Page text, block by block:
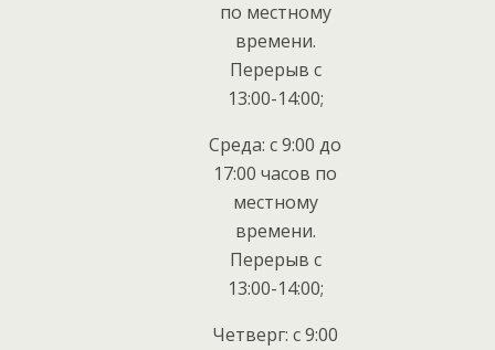
по местному
времени.
Перерыв с
13:00-14:00;
Среда: с 9:00 до
17:00 часов по
местному
времени.
Перерыв с
13:00-14:00;
Четверг: с 9:00